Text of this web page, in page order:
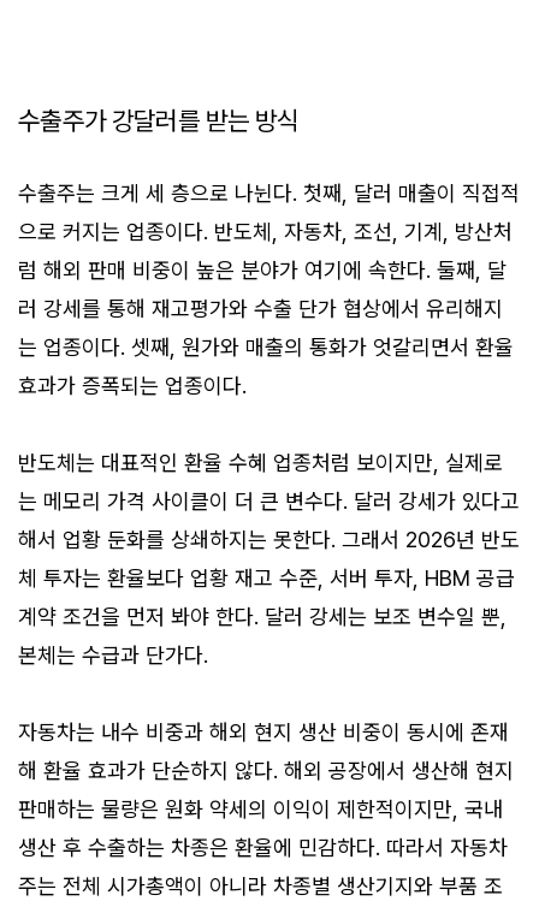
수출주가 강달러를 받는 방식
수출주는 크게 세 층으로 나뉜다. 첫째, 달러 매출이 직접적
으로 커지는 업종이다. 반도체, 자동차, 조선, 기계, 방산처
럼 해외 판매 비중이 높은 분야가 여기에 속한다. 둘째, 달
러 강세를 통해 재고평가와 수출 단가 협상에서 유리해지
는 업종이다. 셋째, 원가와 매출의 통화가 엇갈리면서 환율
효과가 증폭되는 업종이다.
반도체는 대표적인 환율 수혜 업종처럼 보이지만, 실제로
는 메모리 가격 사이클이 더 큰 변수다. 달러 강세가 있다고
해서 업황 둔화를 상쇄하지는 못한다. 그래서 2026년 반도
체 투자는 환율보다 업황 재고 수준, 서버 투자, HBM 공급
계약 조건을 먼저 봐야 한다. 달러 강세는 보조 변수일 뿐,
본체는 수급과 단가다.
자동차는 내수 비중과 해외 현지 생산 비중이 동시에 존재
해 환율 효과가 단순하지 않다. 해외 공장에서 생산해 현지
판매하는 물량은 원화 약세의 이익이 제한적이지만, 국내
생산 후 수출하는 차종은 환율에 민감하다. 따라서 자동차
주는 전체 시가총액이 아니라 차종별 생산기지와 부품 조